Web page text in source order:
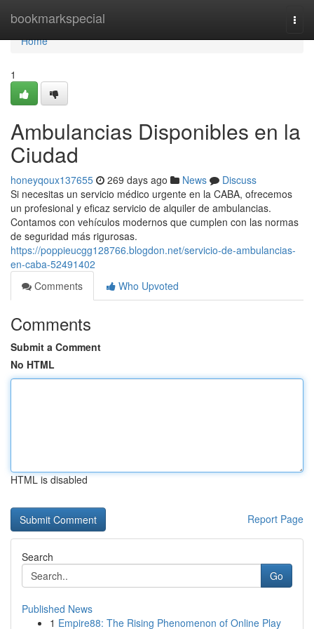
bookmarkspecial
Home
Home
1
Ambulancias Disponibles en la
Ciudad
honeyqoux137655 269 days ago News
Discuss
Si necesitas un servicio médico urgente en la CABA, ofrecemos
un profesional y eficaz servicio de alquiler de ambulancias.
Contamos con vehículos modernos que cumplen con las normas
de seguridad más rigurosas.
https://poppieucgg128766.blogdon.net/servicio-de-ambulancias-
en-caba-52491402
Comments
Who Upvoted
Comments
Submit a Comment
No HTML
HTML is disabled
Report Page
Search
Go
Published News
1 Empire88: The Rising Phenomenon of Online Play